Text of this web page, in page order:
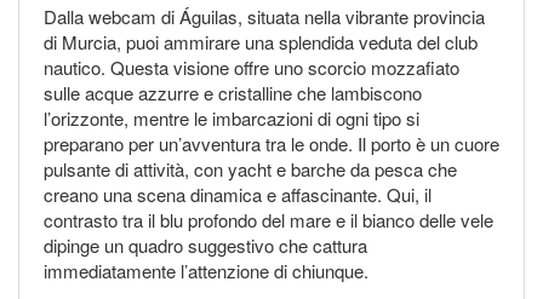
Dalla webcam di Águilas, situata nella vibrante provincia
di Murcia, puoi ammirare una splendida veduta del club
nautico. Questa visione offre uno scorcio mozzafiato
sulle acque azzurre e cristalline che lambiscono
l’orizzonte, mentre le imbarcazioni di ogni tipo si
preparano per un’avventura tra le onde. Il porto è un cuore
pulsante di attività, con yacht e barche da pesca che
creano una scena dinamica e affascinante. Qui, il
contrasto tra il blu profondo del mare e il bianco delle vele
dipinge un quadro suggestivo che cattura
immediatamente l’attenzione di chiunque.